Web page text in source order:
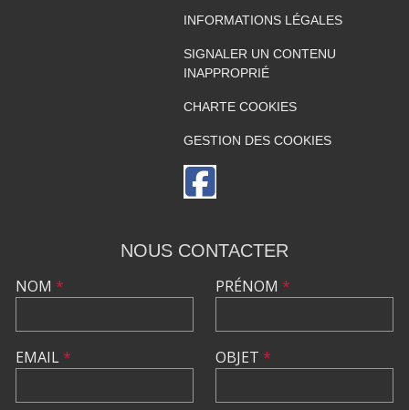
INFORMATIONS LÉGALES
SIGNALER UN CONTENU
INAPPROPRIÉ
CHARTE COOKIES
GESTION DES COOKIES
NOUS CONTACTER
NOM *
EMAIL*
PRÉNOM *
OBJET *